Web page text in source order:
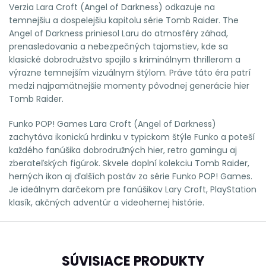
Verzia Lara Croft (Angel of Darkness) odkazuje na
temnejšiu a dospelejšiu kapitolu série Tomb Raider. The
Angel of Darkness priniesol Laru do atmosféry záhad,
prenasledovania a nebezpečných tajomstiev, kde sa
klasické dobrodružstvo spojilo s kriminálnym thrillerom a
výrazne temnejším vizuálnym štýlom. Práve táto éra patrí
medzi najpamätnejšie momenty pôvodnej generácie hier
Tomb Raider.
Funko POP! Games Lara Croft (Angel of Darkness)
zachytáva ikonickú hrdinku v typickom štýle Funko a poteší
každého fanúšika dobrodružných hier, retro gamingu aj
zberateľských figúrok. Skvele doplní kolekciu Tomb Raider,
herných ikon aj ďalších postáv zo série Funko POP! Games.
Je ideálnym darčekom pre fanúšikov Lary Croft, PlayStation
klasík, akčných adventúr a videohernej histórie.
SÚVISIACE PRODUKTY